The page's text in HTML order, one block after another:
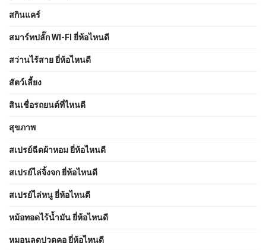
สกินแคร์
สมาร์ทปลั๊ก WI-FI ยี่ห้อไหนดี
สว่านไร้สาย ยี่ห้อไหนดี
สัตว์เลี้ยง
สินเชื่อรถยนต์ที่ไหนดี
สุขภาพ
สเปรย์ฉีดผ้าหอม ยี่ห้อไหนดี
สเปรย์ไล่จิ้งจก ยี่ห้อไหนดี
สเปรย์ไล่หนู ยี่ห้อไหนดี
หม้อทอดไร้น้ำมัน ยี่ห้อไหนดี
หมอนลดปวดคอ ยี่ห้อไหนดี